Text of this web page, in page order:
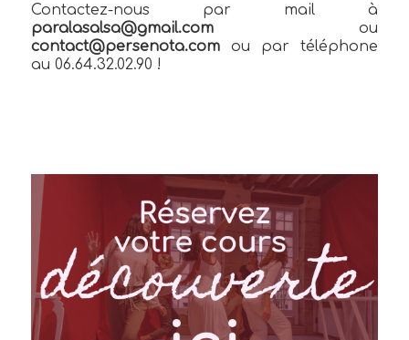
Contactez-nous par mail à
paralasalsa@gmail.com ou
contact@persenota.com ou par téléphone
au 06.64.32.02.90 !